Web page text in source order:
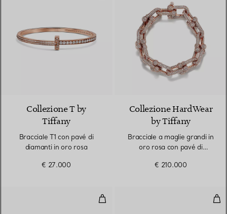
3 Materiali
Collezione T by
Tiffany
Bracciale T1 con pavé di
diamanti in oro rosa
€ 27.000
Collezione HardWear
by Tiffany
Bracciale a maglie grandi in
oro rosa con pavé di
€ 210.000
Bracciale Wire con pavé di